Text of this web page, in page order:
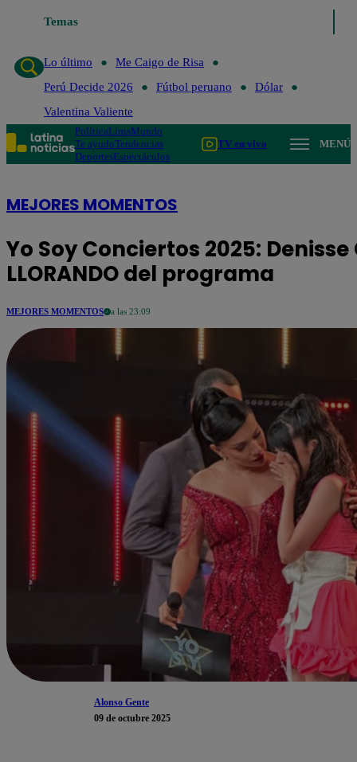
Temas
Lo último
Me Caigo de Risa
Perú Decide 2026
Fútbol peruano
Dólar
Valentina Valiente
PolíticaLimaMundo
Te ayudoTendencias
DeportesEspectáculos
TV en vivo MENÚ
MEJORES MOMENTOS
Yo Soy Conciertos 2025:
LLORANDO del programa
MEJORES MOMENTOS a las 23:09
Alonso Gente
09 de octubre 2025